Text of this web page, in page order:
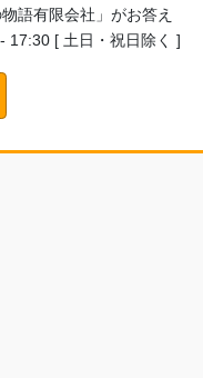
語有限会社」がお答え
17:30 [ 土日・祝日除く ]